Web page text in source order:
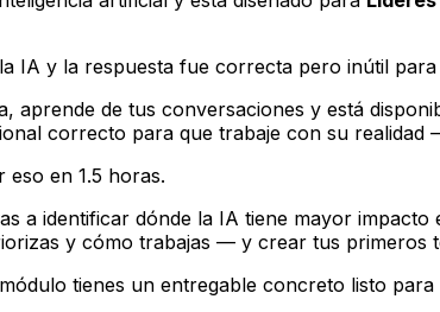
IA y la respuesta fue correcta pero inútil
aprende de tus conversaciones y está
correcto para que trabaje con su
eso en 1.5 horas.
a identificar dónde la IA tiene mayor
y cómo trabajas — y crear tus primeros
tienes un entregable concreto listo para